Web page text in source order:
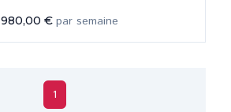
980,00 € par semaine
1